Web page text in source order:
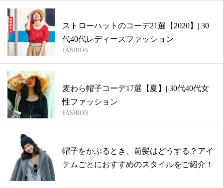
ストローハットのコーデ21選【2020】| 30
代40代レディースファッション
FASHION
麦わら帽子コーデ17選【夏】| 30代40代女
性ファッション
FASHION
帽子をかぶるとき、前髪はどうする？アイ
テムごとにおすすめのスタイルをご紹介！